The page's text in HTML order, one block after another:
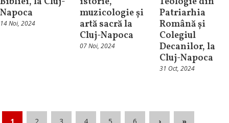
Napoca
14 Noi, 2024
muzicologie și
artă sacră la
Cluj-Napoca
07 Noi, 2024
Patriarhia
Română și
Colegiul
Decanilor, la
Cluj-Napoca
31 Oct, 2024